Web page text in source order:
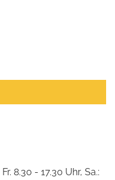
8.30 - 17.30 Uhr, Sa.: